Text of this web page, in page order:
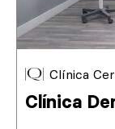
Clínica
Clínica